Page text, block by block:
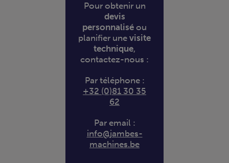
Pour obtenir un
devis
personnaliséou
planifier unevisite
technique,
contactez-nous :
Par téléphone :
+32 (0)81 30 35
62
Par email :
info@jambes-
machines.be